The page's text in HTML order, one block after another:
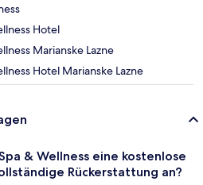
Hotel
Marianske Lazne
Hotel Marianske Lazne
& Wellness eine kostenlose
Rückerstattung an?